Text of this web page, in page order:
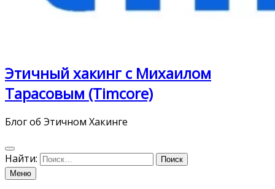
Этичный хакинг с Михаилом
Тарасовым (Timcore)
Блог об Этичном Хакинге
Найти:
Меню